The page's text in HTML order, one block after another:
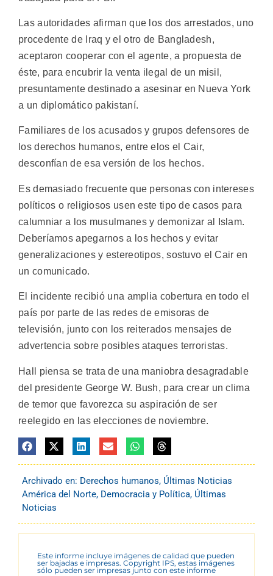
Las autoridades afirman que los dos arrestados, uno
procedente de Iraq y el otro de Bangladesh,
aceptaron cooperar con el agente, a propuesta de
éste, para encubrir la venta ilegal de un misil,
presuntamente destinado a asesinar en Nueva York
a un diplomático pakistaní.
Familiares de los acusados y grupos defensores de
los derechos humanos, entre elos el Cair,
desconfían de esa versión de los hechos.
Es demasiado frecuente que personas con intereses
políticos o religiosos usen este tipo de casos para
calumniar a los musulmanes y demonizar al Islam.
Deberíamos apegarnos a los hechos y evitar
generalizaciones y estereotipos, sostuvo el Cair en
un comunicado.
El incidente recibió una amplia cobertura en todo el
país por parte de las redes de emisoras de
televisión, junto con los reiterados mensajes de
advertencia sobre posibles ataques terroristas.
Hall piensa se trata de una maniobra desagradable
del presidente George W. Bush, para crear un clima
de temor que favorezca su aspiración de ser
reelegido en las elecciones de noviembre.
Archivado en: Derechos humanos, Últimas Noticias
América del Norte, Democracia y Política, Últimas
Noticias
Este informe incluye imágenes de calidad que pueden
ser bajadas e impresas. Copyright IPS, estas imágenes
sólo pueden ser impresas junto con este informe